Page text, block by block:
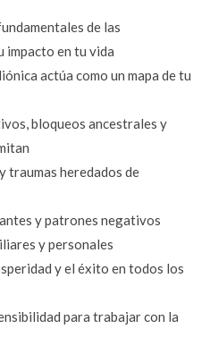
de las
impacto en tu vida
actúa como un mapa de tu
bloqueos ancestrales y
traumas heredados de
y patrones negativos
y personales
y el éxito en todos los
para trabajar con la